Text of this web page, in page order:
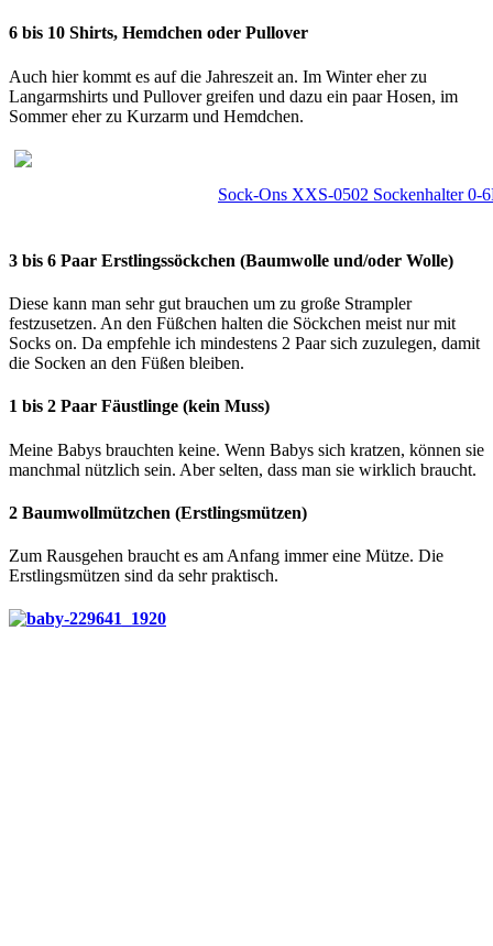
6 bis 10 Shirts, Hemdchen oder Pullover
Auch hier kommt es auf die Jahreszeit an. Im Winter eher zu
Langarmshirts und Pullover greifen und dazu ein paar Hosen, im
Sommer eher zu Kurzarm und Hemdchen.
Sock-Ons XXS-0502 Sockenhalter 0-
3 bis 6 Paar Erstlingssöckchen (Baumwolle und/oder Wolle)
Diese kann man sehr gut brauchen um zu große Strampler
festzusetzen. An den Füßchen halten die Söckchen meist nur mit
Socks on. Da empfehle ich mindestens 2 Paar sich zuzulegen, damit
die Socken an den Füßen bleiben.
1 bis 2 Paar Fäustlinge (kein Muss)
Meine Babys brauchten keine. Wenn Babys sich kratzen, können sie
manchmal nützlich sein. Aber selten, dass man sie wirklich braucht.
2 Baumwollmützchen (Erstlingsmützen)
Zum Rausgehen braucht es am Anfang immer eine Mütze. Die
Erstlingsmützen sind da sehr praktisch.